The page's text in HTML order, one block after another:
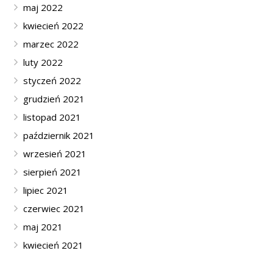
maj 2022
kwiecień 2022
marzec 2022
luty 2022
styczeń 2022
grudzień 2021
listopad 2021
październik 2021
wrzesień 2021
sierpień 2021
lipiec 2021
czerwiec 2021
maj 2021
kwiecień 2021